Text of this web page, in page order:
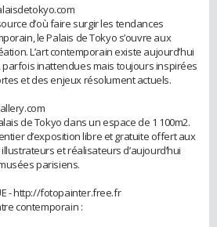
d’où faire surgir les tendances
le Palais de Tokyo s’ouvre aux
L’art contemporain existe aujourd’hui
inattendues mais toujours inspirées
et des enjeux résolument actuels.
de Tokyo dans un espace de 1 100m2.
d’exposition libre et gratuite offert aux
et réalisateurs d’aujourd’hui
parisiens.
- http://fotopainter.free.fr
contemporain :